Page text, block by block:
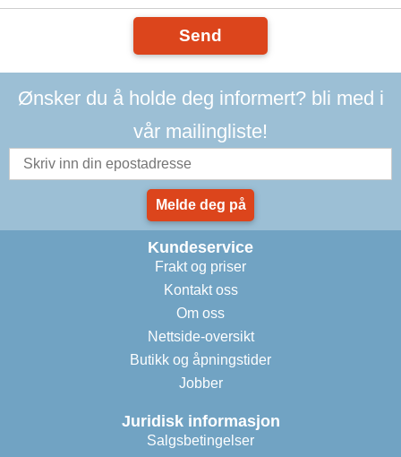
Send
Ønsker du å holde deg informert? bli med i
vår mailingliste!
Melde deg på
Kundeservice
Frakt og priser
Kontakt oss
Om oss
Nettside-oversikt
Butikk og åpningstider
Jobber
Juridisk informasjon
Salgsbetingelser